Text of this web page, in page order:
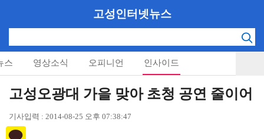
고성인터넷뉴스
스 영상소식 오피니언 인사이드
고성오광대 가을 맞아 초청 공연 줄이어
기사입력 : 2014-08-25 오후 07:38:47